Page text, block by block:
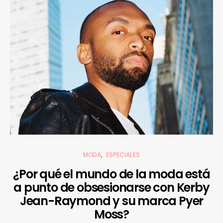
MODA ESPECIALES
¿Por qué el mundo de la moda está
a punto de obsesionarse con Kerby
Jean-Raymond y su marca Pyer
Moss?